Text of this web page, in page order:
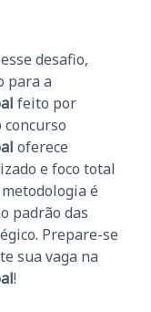
desafio,
para a
feito por
oferece
e foco total
é
padrão das
Prepare-se
sua vaga na
!